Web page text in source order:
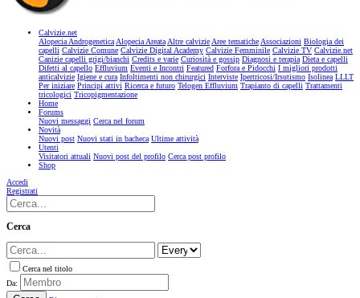
Calvizie.net
Alopecia AndrogeneticaAlopecia AreataAltre calvizieAree tematicheAssociazioni Biologia dei
capelli Calvizie Comune Calvizie Digital Academy Calvizie Femminile Calvizie TV Calvizie.net
Canizie capelli grigi/bianchi Credits e varie Curiosità e gossip Diagnosi e terapia Dieta e capelli
Difetti al capello Effluvium Eventi e Incontri Featured Forfora e Pidocchi I migliori prodotti
anticalvizie Igiene e cura Infoltimenti non chirurgici Interviste Ipertricosi/Irsutismo Isolinea LLLT
Per iniziare Principi attivi Ricerca e futuro Telogen Effluvium Trapianto di capelli Trattamenti
tricologici Tricopigmentazione
Home
Forums
Nuovi messaggi Cerca nel forum
Novità
Nuovi post Nuovi stati in bacheca Ultime attività
Utenti
Visitatori attuali Nuovi post del profilo Cerca post profilo
Shop
Accedi
Registrati
Cerca
Cerca nel titolo
Da: